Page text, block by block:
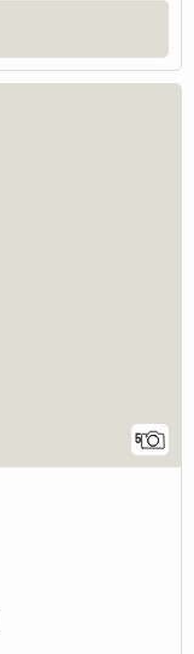
5